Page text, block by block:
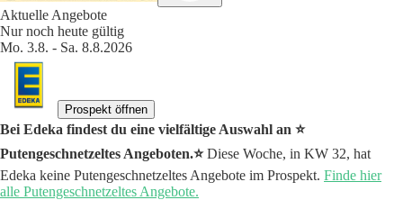
Aktuelle Angebote
Nur noch heute gültig
Mo. 3.8. - Sa. 8.8.2026
Prospekt öffnen
Bei Edeka findest du eine vielfältige Auswahl an ⭐️
Putengeschnetzeltes Angeboten.⭐️Diese Woche, in KW 32, hat
Edeka keine Putengeschnetzeltes Angebote im Prospekt. Finde hier
alle Putengeschnetzeltes Angebote.